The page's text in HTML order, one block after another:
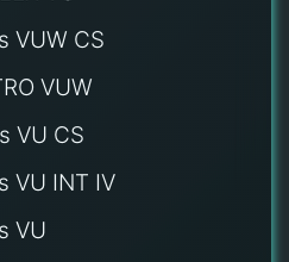
VUW CS
VUW
VU CS
VU INT IV
VU